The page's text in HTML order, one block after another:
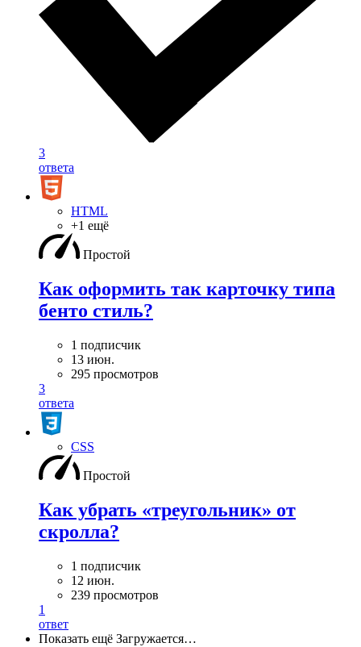
3
ответа
HTML
+1 ещё
Простой
Как оформить так карточку типа
бенто стиль?
1 подписчик
13 июн.
295 просмотров
3
ответа
CSS
Простой
Как убрать «треугольник» от
скролла?
1 подписчик
12 июн.
239 просмотров
1
ответ
Показать ещё Загружается…